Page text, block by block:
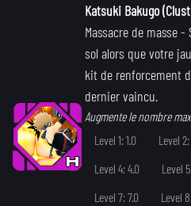
Katsuki Bakugo
Massacre de masse-
sol alors que votre
kit de renforcement
dernier vaincu.
Augmente le nombre
Level 1: 1.0
Level
Level 4: 4.0
Level
Level 7: 7.0
Level